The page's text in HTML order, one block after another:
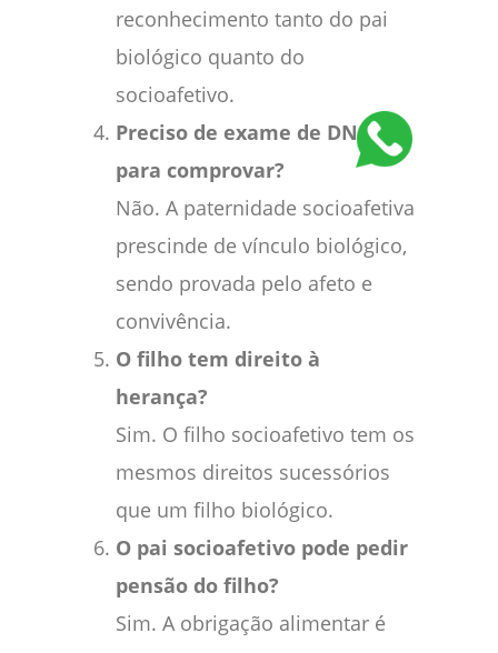
reconhecimento tanto do pai
biológico quanto do
socioafetivo.
Preciso de exame de DNA
para comprovar?
Não. A paternidade socioafetiva
prescinde de vínculo biológico,
sendo provada pelo afeto e
convivência.
O filho tem direito à
herança?
Sim. O filho socioafetivo tem os
mesmos direitos sucessórios
que um filho biológico.
O pai socioafetivo pode pedir
pensão do filho?
Sim. A obrigação alimentar é